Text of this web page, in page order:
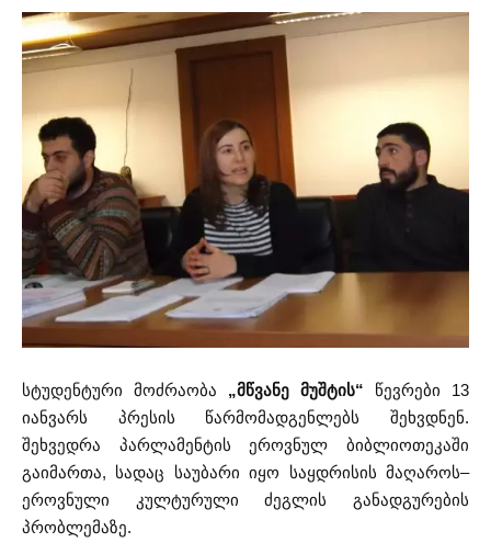
სტუდენტური მოძრაობა „მწვანე მუშტის“ წევრები 13
იანვარს პრესის წარმომადგენლებს შეხვდნენ.
შეხვედრა პარლამენტის ეროვნულ ბიბლიოთეკაში
გაიმართა, სადაც საუბარი იყო საყდრისის მაღაროს–
ეროვნული კულტურული ძეგლის განადგურების
პრობლემაზე.